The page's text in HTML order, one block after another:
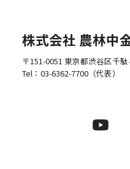
株式会社 農林中
〒151-0051 東京都渋谷区千
Tel： 03-6362-7700（代表）